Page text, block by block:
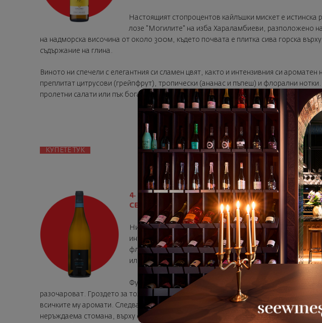
Настоящият стопроцентов кайлъшки мискет е истинска
лозе "Могилите" на изба Хараламбиеви, разположено
на надморска височина от около 300м, където почвата е плитка сива горска
съдържание на глина.
Виното ни спечели с елегантния си сламен цвят, както и интензивния си ароматен
преплитат цитрусови (грейпфрут), тропически (ананас и пъпеш) и флорални
пролетни салати или пък богати на аромати, екзотични ястия с азиатски привкус.
КУПЕТЕ ТУК
4. Совиньон блан Кюве МММ 2021, Фурние,
СЕГА на -10% (27,81 лв.)
Никой не би отрекъл, че совиньон блан е ароматен
интензивни аромати да са повече в цитрусовия и
флоралните нюанси и екзотичните плодове, които
или сортовете от мускатовото семейство.
Фурние е производител от Долината на Лоара, с който
разочароват. Гроздето за този класически совиньон от Лоара се бере през нощта
всичките му аромати. Следва традиционна винификация, като отлежаването се
неръждаема стомана, върху фините утайка в продължение на минимум 6 месеца.